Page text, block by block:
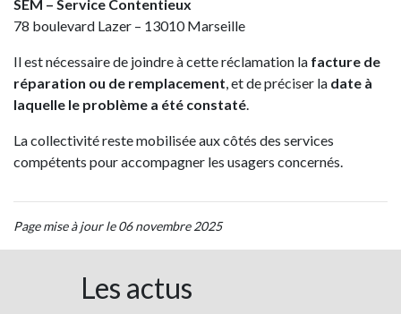
SEM – Service Contentieux
78 boulevard Lazer – 13010 Marseille
Il est nécessaire de joindre à cette réclamation la facture de
réparation ou de remplacement, et de préciser la date à
laquelle le problème a été constaté.
La collectivité reste mobilisée aux côtés des services
compétents pour accompagner les usagers concernés.
Page mise à jour le 06 novembre 2025
Les actus